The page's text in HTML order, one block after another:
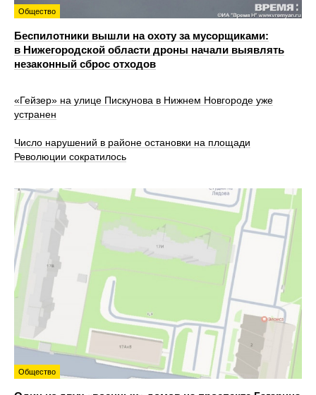
Общество
Беспилотники вышли на охоту за мусорщиками:
в Нижегородской области дроны начали выявлять
незаконный сброс отходов
«Гейзер» на улице Пискунова в Нижнем Новгороде уже
устранен
Число нарушений в районе остановки на площади
Революции сократилось
Общество